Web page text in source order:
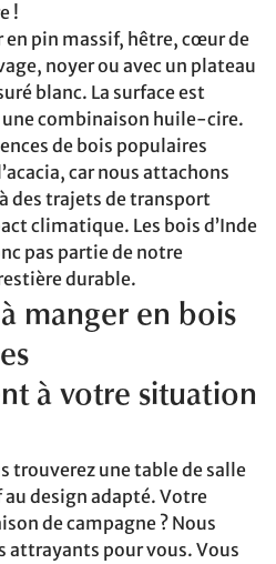
!
en pin massif, hêtre, cœur de
noyer ou avec un plateau
blanc. La surface est
une combinaison huile-cire.
de bois populaires
car nous attachons
des trajets de transport
climatique. Les bois d’Inde
pas partie de notre
durable.
manger en bois
à votre situation
trouverez une table de salle
design adapté. Votre
de campagne ? Nous
attrayants pour vous. Vous